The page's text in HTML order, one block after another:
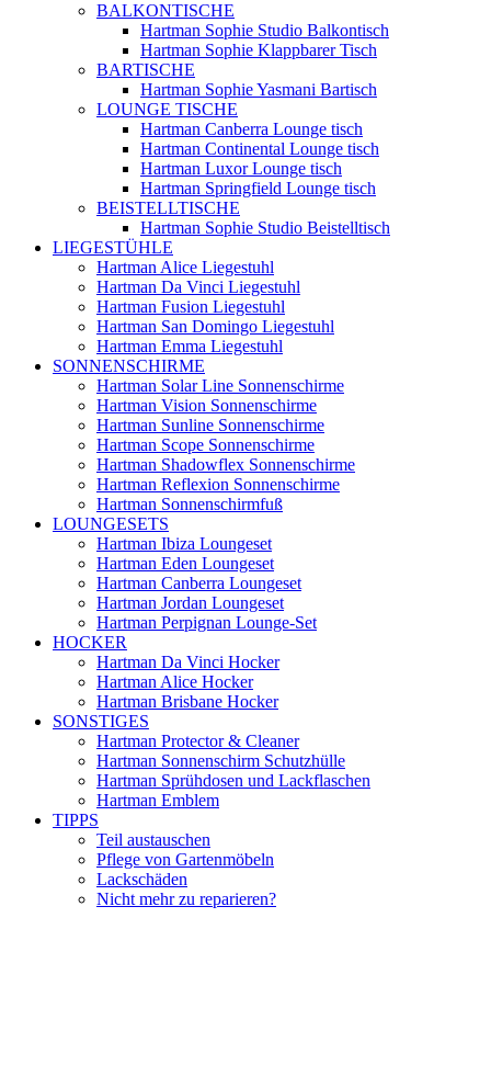
BALKONTISCHE
Hartman Sophie Studio Balkontisch
Hartman Sophie Klappbarer Tisch
BARTISCHE
Hartman Sophie Yasmani Bartisch
LOUNGE TISCHE
Hartman Canberra Lounge tisch
Hartman Continental Lounge tisch
Hartman Luxor Lounge tisch
Hartman Springfield Lounge tisch
BEISTELLTISCHE
Hartman Sophie Studio Beistelltisch
LIEGESTÜHLE
Hartman Alice Liegestuhl
Hartman Da Vinci Liegestuhl
Hartman Fusion Liegestuhl
Hartman San Domingo Liegestuhl
Hartman Emma Liegestuhl
SONNENSCHIRME
Hartman Solar Line Sonnenschirme
Hartman Vision Sonnenschirme
Hartman Sunline Sonnenschirme
Hartman Scope Sonnenschirme
Hartman Shadowflex Sonnenschirme
Hartman Reflexion Sonnenschirme
Hartman Sonnenschirmfuß
LOUNGESETS
Hartman Ibiza Loungeset
Hartman Eden Loungeset
Hartman Canberra Loungeset
Hartman Jordan Loungeset
Hartman Perpignan Lounge-Set
HOCKER
Hartman Da Vinci Hocker
Hartman Alice Hocker
Hartman Brisbane Hocker
SONSTIGES
Hartman Protector & Cleaner
Hartman Sonnenschirm Schutzhülle
Hartman Sprühdosen und Lackflaschen
Hartman Emblem
TIPPS
Teil austauschen
Pflege von Gartenmöbeln
Lackschäden
Nicht mehr zu reparieren?